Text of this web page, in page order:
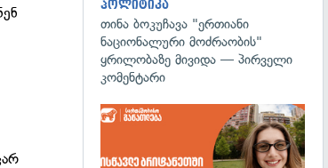
პოლიტიკა
თინა ბოკუჩავა "ერთიანი
ნაციონალური მოძრაობის"
ყრილობაზე მივიდა — პირველი
კომენტარი